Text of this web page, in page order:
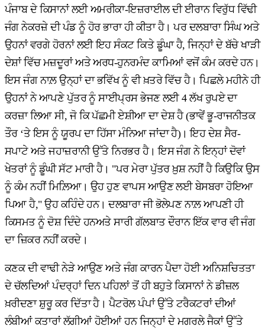
ਪੰਜਾਬ ਦੇ ਕਿਸਾਨਾਂ ਲਈ ਅਮਰੀਕਾ-ਇਜ਼ਰਾਈਲ ਦੀ ਈਰਾਨ ਵਿਰੁੱਧ ਵਿੱਢੀ
ਜੰਗ ਨੇਕਰਜ਼ੇ ਦੀ ਪੰਡ ਨੂੰ ਹੋਰ ਭਾਰਾ ਹੀ ਕੀਤਾ ਹੈ। ਪਰ ਦਲਬਾਰਾ ਸਿੰਘ ਅਤੇ
ਉਹਨਾਂ ਵਰਗੇ ਹੋਰਨਾਂ ਲਈ ਇਹ ਸੰਕਟ ਕਿਤੇ ਡੂੰਘਾ ਹੈ, ਜਿਨ੍ਹਾਂ ਦੇ ਬੱਚੇ ਖਾੜੀ
ਦੇਸ਼ਾਂ ਵਿੱਚ ਮਜ਼ਦੂਰਾਂ ਅਤੇ ਅਰਧ-ਹੁਨਰਮੰਦ ਕਾਮਿਆਂ ਵਜੋਂ ਕੰਮ ਕਰਦੇ ਹਨ।
ਇਸ ਜੰਗ ਨਾਲ਼ ਉਨ੍ਹਾਂ ਦਾ ਭਵਿੱਖ ਨੂੰ ਵੀ ਖ਼ਤਰੇ ਵਿੱਚ ਹੈ। ਪਿਛਲੇ ਮਹੀਨੇ ਹੀ
ਉਹਨਾਂ ਨੇ ਆਪਣੇ ਪੁੱਤਰ ਨੂੰ ਸਾਈਪ੍ਰਸ ਭੇਜਣ ਲਈ 4 ਲੱਖ ਰੁਪਏ ਦਾ
ਕਰਜ਼ਾ ਲਿਆ ਸੀ, ਜੋ ਕਿ ਪੱਛਮੀ ਏਸ਼ੀਆ ਦਾ ਦੇਸ਼ ਹੈ (ਭਾਵੇਂ ਭੂ-ਰਾਜਨੀਤਕ
ਤੌਰ ‘ਤੇ ਇਸ ਨੂੰ ਯੂਰਪ ਦਾ ਹਿੱਸਾ ਮੰਨਿਆ ਜਾਂਦਾ ਹੈ)। ਇਹ ਦੇਸ਼ ਸੈਰ-
ਸਪਾਟੇ ਅਤੇ ਜਹਾਜ਼ਰਾਨੀ ਉੱਤੇ ਨਿਰਭਰ ਹੈ। ਇਸ ਜੰਗ ਨੇ ਇਨ੍ਹਾਂ ਦੋਵਾਂ
ਖੇਤਰਾਂ ਨੂੰ ਡੂੰਘੀ ਸੱਟ ਮਾਰੀ ਹੈ। "ਪਰ ਮੇਰਾ ਪੁੱਤਰ ਖ਼ੁਸ਼ ਨਹੀਂ ਹੈ ਕਿਉਕਿ ਉਸ
ਨੂੰ ਕੰਮ ਨਹੀਂ ਮਿਲ਼ਿਆ। ਉਹ ਹੁਣ ਵਾਪਸ ਆਉਣ ਲਈ ਬੇਸਬਰਾ ਹੋਇਆ
ਪਿਆ ਹੈ," ਉਹ ਕਹਿੰਦੇ ਹਨ। ਦਲਬਾਰਾ ਜੀ ਭੋਲੇਪਣ ਨਾਲ਼ ਆਪਣੀ ਹੀ
ਕਿਸਮਤ ਨੂੰ ਦੋਸ਼ ਦਿੰਦੇ ਹਨਅਤੇ ਸਾਰੀ ਗੱਲਬਾਤ ਦੌਰਾਨ ਇੱਕ ਵਾਰ ਵੀ ਜੰਗ
ਦਾ ਜ਼ਿਕਰ ਨਹੀਂ ਕਰਦੇ।
ਕਣਕ ਦੀ ਵਾਢੀ ਨੇੜੇ ਆਉਣ ਅਤੇ ਜੰਗ ਕਾਰਨ ਪੈਦਾ ਹੋਈ ਅਨਿਸ਼ਚਿਤਤਾ
ਦੇ ਚੱਲਦਿਆਂ ਪੰਦਰ੍ਹਾਂ ਦਿਨ ਪਹਿਲਾਂ ਤੋਂ ਹੀ ਬਹੁਤੇ ਕਿਸਾਨਾਂ ਨੇ ਡੀਜ਼ਲ
ਖ਼ਰੀਦਣਾ ਸ਼ੁਰੂ ਕਰ ਦਿੱਤਾ ਹੈ। ਪੈਟਰੋਲ ਪੰਪਾਂ ਉੱਤੇ ਟਰੈਕਟਰਾਂ ਦੀਆਂ
ਲੰਬੀਆਂ ਕਤਾਰਾਂ ਲੱਗੀਆਂ ਹੋਈਆਂ ਹਨ ਜਿਨ੍ਹਾਂ ਦੇ ਮਗਰਲੇ ਜੈਕਾਂ ਉੱਤੇ